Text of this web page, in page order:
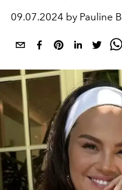
09.07.2024 by Pauline